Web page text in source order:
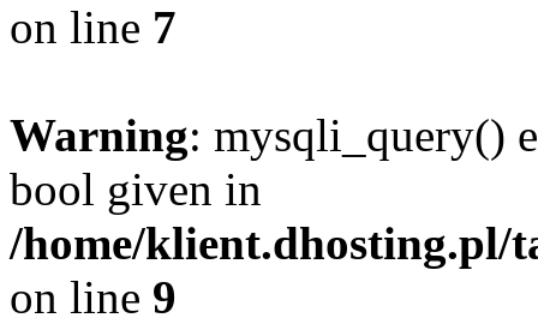
on line 7
Warning: mysqli_query()
bool given in
/home/klient.dhosting.pl/
on line 9